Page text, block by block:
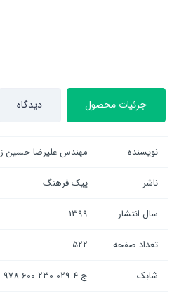
جزئیات محصول دیدگاه
نویسنده مهندس علیرضا حسین زاده
ناشر پیک فرهنگ
سال انتشار 1399
تعداد صفحه 522
شابک